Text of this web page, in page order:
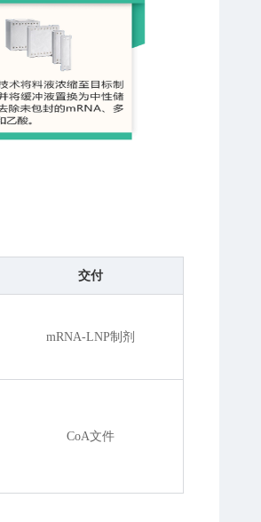
交付
mRNA-LNP制剂
CoA文件